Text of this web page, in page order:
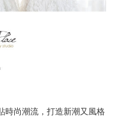
時尚潮流，打造新潮又風格